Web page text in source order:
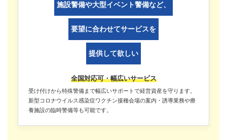
施設警備や大型イベント警備など、
要望に合わせてサービスを
提供して欲しい
全国対応可・幅広いサービス
受け付けから特殊警備まで幅広いサポートで経営資産を守ります。
新型コロナウイルス感染症ワクチン接種会場の案内・誘導業務や療
養施設の臨時警備等も可能です。